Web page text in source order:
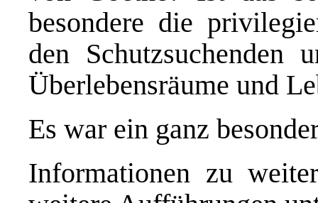
besondere die
den Schutzsuchenden
Überlebensräume und
Es war ein ganz
Informationen zu